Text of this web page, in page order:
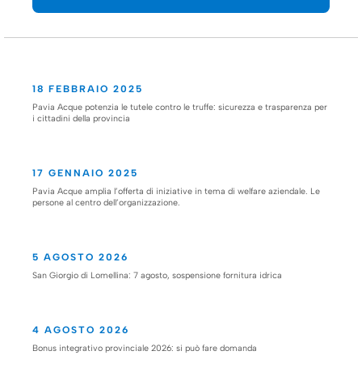
18 FEBBRAIO 2025
Pavia Acque potenzia le tutele contro le truffe: sicurezza e trasparenza per
i cittadini della provincia
17 GENNAIO 2025
Pavia Acque amplia l’offerta di iniziative in tema di welfare aziendale. Le
persone al centro dell’organizzazione.
5 AGOSTO 2026
San Giorgio di Lomellina: 7 agosto, sospensione fornitura idrica
4 AGOSTO 2026
Bonus integrativo provinciale 2026: si può fare domanda